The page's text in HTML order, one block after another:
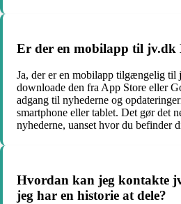
Er der en mobilapp til jv.dk
Ja, der er en mobilapp tilgængelig til
downloade den fra App Store eller
adgang til nyhederne og
smartphone eller tablet. Det gør det
nyhederne, uanset hvor du befinder
Hvordan kan jeg kontakte
jeg har en historie at dele?